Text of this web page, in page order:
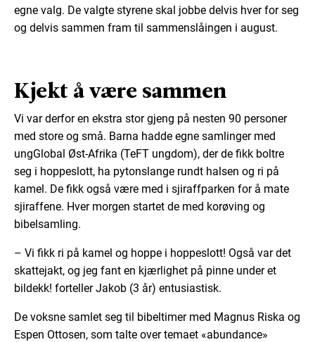
egne valg. De valgte styrene skal jobbe delvis hver for seg
og delvis sammen fram til sammenslåingen i august.
Kjekt å være sammen
Vi var derfor en ekstra stor gjeng på nesten 90 personer
med store og små. Barna hadde egne samlinger med
ungGlobal Øst-Afrika (TeFT ungdom), der de fikk boltre
seg i hoppeslott, ha pytonslange rundt halsen og ri på
kamel. De fikk også være med i sjiraffparken for å mate
sjiraffene. Hver morgen startet de med korøving og
bibelsamling.
– Vi fikk ri på kamel og hoppe i hoppeslott! Også var det
skattejakt, og jeg fant en kjærlighet på pinne under et
bildekk! forteller Jakob (3 år) entusiastisk.
De voksne samlet seg til bibeltimer med Magnus Riska og
Espen Ottosen, som talte over temaet «abundance»